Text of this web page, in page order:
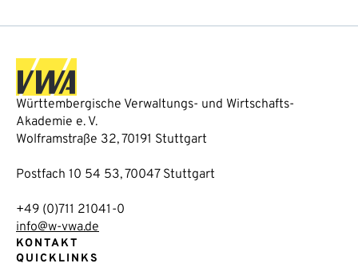
Württembergische Verwaltungs- und Wirtschafts-
Akademie e. V.
Wolframstraße 32, 70191 Stuttgart
Postfach 10 54 53, 70047 Stuttgart
+49 (0)711 21041-0
info@w-vwa.de
KONTAKT
QUICKLINKS